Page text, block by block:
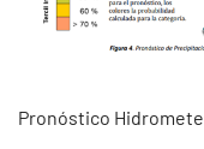
Pronóstico